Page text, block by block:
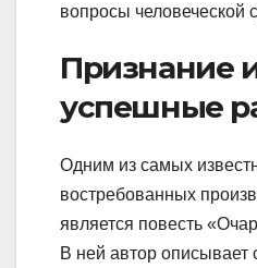
вопросы человеческой
Признание
успешные
Одним из самых
востребованных
является повесть
В ней автор описывает